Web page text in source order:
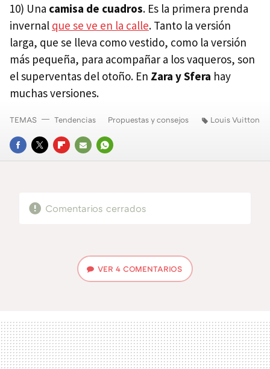
10) Una camisa de cuadros. Es la primera prenda
invernal que se ve en la calle. Tanto la versión
larga, que se lleva como vestido, como la versión
más pequeña, para acompañar a los vaqueros, son
el superventas del otoño. En Zara y Sfera hay
muchas versiones.
FACEBOOK
TWITTERFLIPBOARD
E-
WHATSAPP
TEMAS Tendencias Propuestas y consejos Louis Vuitton
Comentarios cerrados
VER 4 COMENTARIOS